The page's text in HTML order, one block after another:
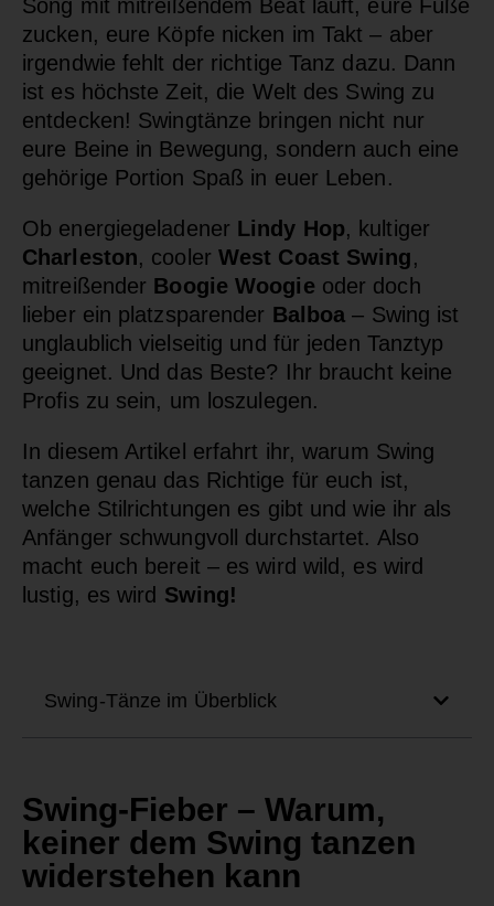
Song mit mitreißendem Beat läuft, eure Füße
zucken, eure Köpfe nicken im Takt – aber
irgendwie fehlt der richtige Tanz dazu. Dann
ist es höchste Zeit, die Welt des Swing zu
entdecken! Swingtänze bringen nicht nur
eure Beine in Bewegung, sondern auch eine
gehörige Portion Spaß in euer Leben.
Ob energiegeladener Lindy Hop, kultiger
Charleston, cooler West Coast Swing,
mitreißender Boogie Woogie oder doch
lieber ein platzsparender Balboa – Swing ist
unglaublich vielseitig und für jeden Tanztyp
geeignet. Und das Beste? Ihr braucht keine
Profis zu sein, um loszulegen.
In diesem Artikel erfahrt ihr, warum Swing
tanzen genau das Richtige für euch ist,
welche Stilrichtungen es gibt und wie ihr als
Anfänger schwungvoll durchstartet. Also
macht euch bereit – es wird wild, es wird
lustig, es wird Swing!
Swing-Tänze im Überblick
Swing-Fieber – Warum,
keiner dem Swing tanzen
widerstehen kann